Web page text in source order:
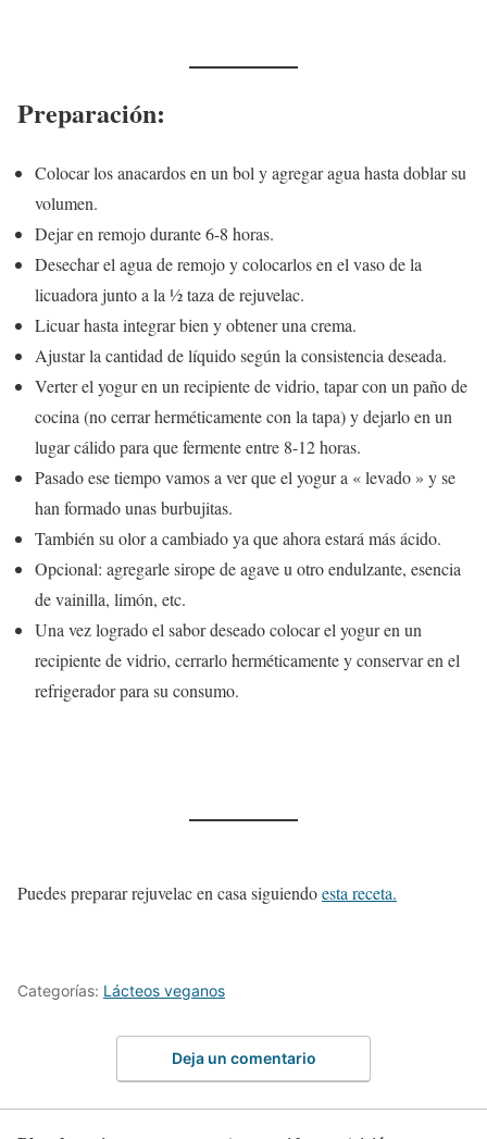
Preparación:
Colocar los anacardos en un bol y agregar agua hasta doblar su
volumen.
Dejar en remojo durante 6-8 horas.
Desechar el agua de remojo y colocarlos en el vaso de la
licuadora junto a la ½ taza de rejuvelac.
Licuar hasta integrar bien y obtener una crema.
Ajustar la cantidad de líquido según la consistencia deseada.
Verter el yogur en un recipiente de vidrio, tapar con un paño de
cocina (no cerrar herméticamente con la tapa) y dejarlo en un
lugar cálido para que fermente entre 8-12 horas.
Pasado ese tiempo vamos a ver que el yogur a « levado » y se
han formado unas burbujitas.
También su olor a cambiado ya que ahora estará más ácido.
Opcional: agregarle sirope de agave u otro endulzante, esencia
de vainilla, limón, etc.
Una vez logrado el sabor deseado colocar el yogur en un
recipiente de vidrio, cerrarlo herméticamente y conservar en el
refrigerador para su consumo.
Puedes preparar rejuvelac en casa siguiendoesta receta.
Categorías: Lácteos veganos
Deja un comentario